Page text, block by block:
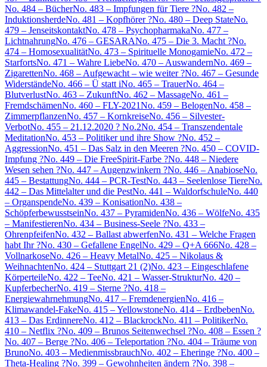
No. 484 – BücherNo. 483 – Impfungen für Tiere ?No. 482 –
InduktionsherdeNo. 481 – Kopfhörer ?No. 480 – Deep StateNo.
479 – JenseitskontaktNo. 478 – PsychopharmakaNo. 477 –
LichtnahrungNo. 476 – GESARANo. 475 – Die 3. Macht ?No.
474 – HomosexualitätNo. 473 – Spirituelle MonogamieNo. 472 –
StarfortsNo. 471 – Wahre LiebeNo. 470 – AuswandernNo. 469 –
ZigarettenNo. 468 – Aufgewacht – wie weiter ?No. 467 – Gesunde
WiderständeNo. 466 – Ü statt iNo. 465 – TrauerNo. 464 –
BlutverlustNo. 463 – ZukunftNo. 462 – MassageNo. 461 –
FremdschämenNo. 460 – FLY-2021No. 459 – BelogenNo. 458 –
ZimmerpflanzenNo. 457 – KornkreiseNo. 456 – Silvester-
VerbotNo. 455 – 21.12.2020 ? No.2No. 454 – Transzendentale
MeditationNo. 453 – Politiker und ihre Show ?No. 452 –
AggressionNo. 451 – Das Salz in den Meeren ?No. 450 – COVID-
Impfung ?No. 449 – Die FreeSpirit-Farbe ?No. 448 – Niedere
Wesen sehen ?No. 447 – Augenzwinkern ?No. 446 – AnabioseNo.
445 – BestattungNo. 444 – PCR-TestNo. 443 – Seelenlose TiereNo.
442 – Das Mittelalter und die PestNo. 441 – WaldorfschuleNo. 440
– OrganspendeNo. 439 – KonisationNo. 438 –
SchöpferbewusstseinNo. 437 – PyramidenNo. 436 – WölfeNo. 435
– ManifestierenNo. 434 – Business-Seele ?No. 433 –
OhrenpfeifenNo. 432 – Ballast abwerfenNo. 431 – Welche Fragen
habt Ihr ?No. 430 – Gefallene EngelNo. 429 – Q+A 666No. 428 –
VollnarkoseNo. 426 – Heavy MetalNo. 425 – Nikolaus &
WeihnachtenNo. 424 – Stuttgart 21 (2)No. 423 – Eingeschlafene
KörperteileNo. 422 – TeeNo. 421 – Wasser-StrukturNo. 420 –
KupferbecherNo. 419 – Sterne ?No. 418 –
EnergiewahrnehmungNo. 417 – FremdenergienNo. 416 –
Klimawandel-FakeNo. 415 – YellowstoneNo. 414 – ErdbebenNo.
413 – Das ErdinnereNo. 412 – BlackrockNo. 411 – PolitikerNo.
410 – Netflix ?No. 409 – Brunos Seitenwechsel ?No. 408 – Essen ?
No. 407 – Berge ?No. 406 – Teleportation ?No. 404 – Träume von
BrunoNo. 403 – MedienmissbrauchNo. 402 – Eheringe ?No. 400 –
Theta-Healing ?No. 399 – Gewohnheiten ändern ?No. 398 –